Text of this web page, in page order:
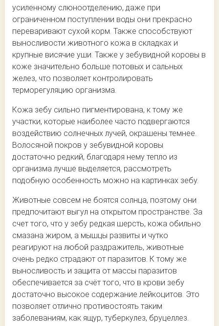
усиленному слюноотделению, даже при
ограниченном поступлении воды они прекрасно
переваривают сухой корм. Также способствуют
выносливости животного кожа в складках и
крупные висячие уши. Также у зебувидной коровы в
коже значительно больше потовых и сальных
желез, что позволяет контролировать
терморегуляцию организма.
Кожа зебу сильно пигментирована, к тому же
участки, которые наиболее часто подвергаются
воздействию солнечных лучей, окрашены темнее.
Волосяной покров у зебувидной коровы
достаточно редкий, благодаря нему тепло из
организма лучше выделяется, рассмотреть
подобную особенность можно на картинках зебу.
Животные совсем не боятся солнца, поэтому они
предпочитают выгул на открытом пространстве. За
счет того, что у зебу редкая шерсть, кожа обильно
смазана жиром, а мышцы развиты и чутко
реагируют на любой раздражитель, животные
очень редко страдают от паразитов. К тому же
выносливость и защита от массы паразитов
обеспечивается за счёт того, что в крови зебу
достаточно высокое содержание лейкоцитов. Это
позволяет отлично противостоять таким
заболеваниям, как ящур, туберкулез, бруцеллез.